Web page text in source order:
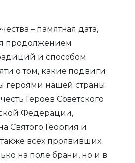
– памятная дата,
продолжением
и способом
о том, какие подвиги
героями нашей страны.
Героев Советского
Федерации,
Святого Георгия и
всех проявивших
на поле брани, но и в